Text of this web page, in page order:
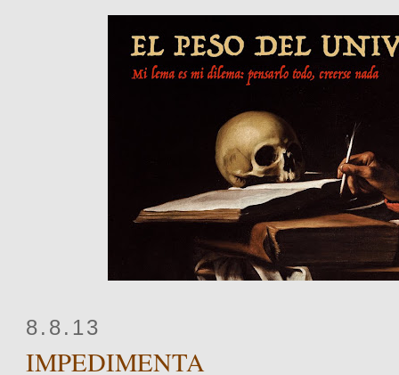
8.8.13
IMPEDIMENTA